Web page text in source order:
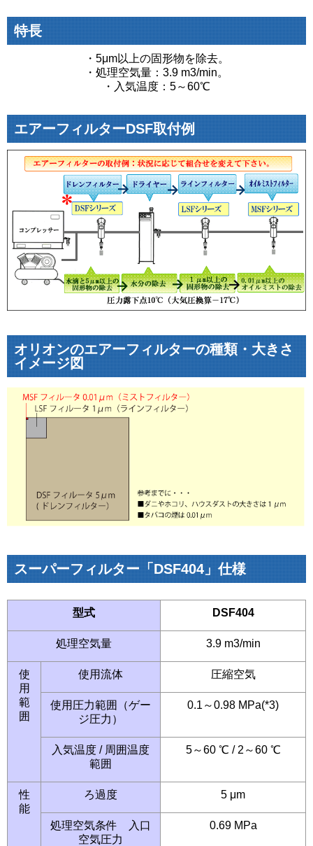
特長
・5μm以上の固形物を除去。
・処理空気量：3.9 m3/min。
・入気温度：5～60℃
エアーフィルターDSF取付例
オリオンのエアーフィルターの種類・大きさ
イメージ図
スーパーフィルター「DSF404」仕様
型式 DSF404
処理空気量 3.9 m3/min
使
用
範
囲
使用流体 圧縮空気
使用圧力範囲（ゲー
ジ圧力）
0.1～0.98 MPa(*3)
入気温度 / 周囲温度
範囲
5～60 ℃ / 2～60 ℃
性
能
ろ過度 5 μm
処理空気条件 入口
空気圧力
0.69 MPa